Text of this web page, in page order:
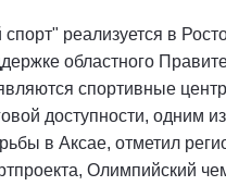
реализуется в
областного
спортивные
доступности, одним
в Аксае, отметил
Олимпийский